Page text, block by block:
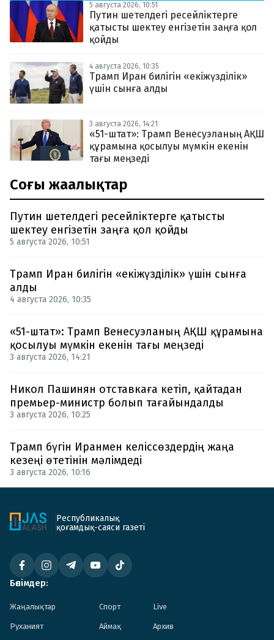
5 августа 2026, 10:51
Путин шетелдегі ресейліктерге
қатысты шектеу енгізетін заңға қол
қойды
4 августа 2026, 10:35
Трамп Иран билігін «екіжүзділік»
үшін сынға алды
3 августа 2026, 14:21
«51-штат»: Трамп Венесуэланың АҚШ
құрамына қосылуы мүмкін екенін
тағы меңзеді
Соңғы жаңалықтар
Путин шетелдегі ресейліктерге қатысты
шектеу енгізетін заңға қол қойды
5 августа 2026, 10:51
Трамп Иран билігін «екіжүзділік» үшін сынға
алды
4 августа 2026, 10:35
«51-штат»: Трамп Венесуэланың АҚШ құрамына
қосылуы мүмкін екенін тағы меңзеді
3 августа 2026, 14:21
Никол Пашинян отставкаға кетіп, қайтадан
премьер-министр болып тағайындалды
3 августа 2026, 10:25
Трамп бүгін Иранмен келіссөздердің жаңа
кезеңі өтетінін мәлімдеді
3 августа 2026, 10:16
Республикалық
қоғамдық-саяси газеті
Бөлімдер:
Жаңалықтар Спорт Live
Руханият Аймақ Архив